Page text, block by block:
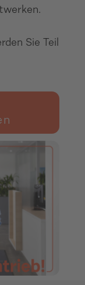
Sie Teil